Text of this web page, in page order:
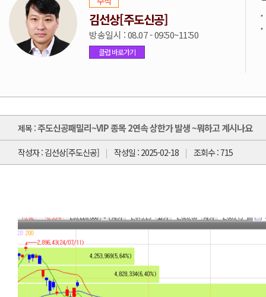
김선상[주도신공]
방송일시 : 08.07 - 09:50~11:50
클럽 바로가기
제목 :주도신공패밀리~VIP 종목 2연속 상한가 발생 ~뭐하고 계시나요
작성자 : 김선상[주도신공] 작성일 : 2025-02-18 조회수 : 715